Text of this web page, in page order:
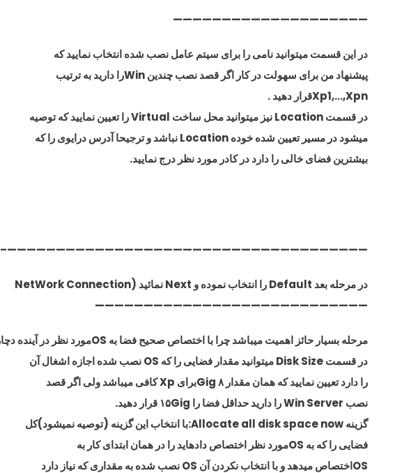
————————————————————
در این قسمت میتوانید نامی را برای سیتم عامل نصب شده انتخاب نمایید که
پیشنهاد من برای سهولت در کار اگر قصد نصب چندین Winرا دارید به ترتیب
Xp1,…,Xpnقرار دهید .
در قسمت Location نیز میتوانید محل ساخت Virtual را تعیین نمایید که توصیه
میشود در مسیر تعیین شده خوده Location نباشد و ترجیحا آدرس درایوی را که
بیشترین فضای خالی را دارد در کادر مورد نظر درج نمایید.
—————————————————————————————————————–
در مرحله بعد Default را انتخاب نموده و Next نمائید (NetWork Connection
————————————————————————————
مرحله بسیار حائز اهمیت میباشد چرا با اختصاص صحیح فضا به OSمورد نظر در آینده دچار کمبود فضای کارکرد نخواهید شد.
در قسمت Disk Size میتوانید مقدار فضایی را که OS نصب شده اجازه اشغال آن
را دارد تعیین نمایید که همان مقدار ۸ Gigبرای Xp کافی میباشد ولی اگر قصد
نصب Win Server را دارید حداقل فضا را ۱۵Gig قرار دهید.
گزینه Allocate all disk space now:با انتخاب این گزینه (توصیه نمیشود)کل
فضایی را که به OSمورد نظر اختصاص دادهاید را در همان ابتدای کار به
OSاختصاص میدهد و با انتخاب نکردن آن OS نصب شده به مقداری که نیاز دارد